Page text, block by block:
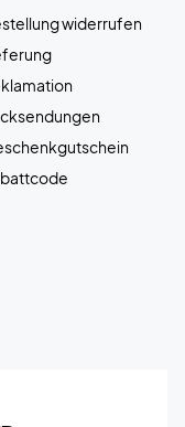
widerrufen